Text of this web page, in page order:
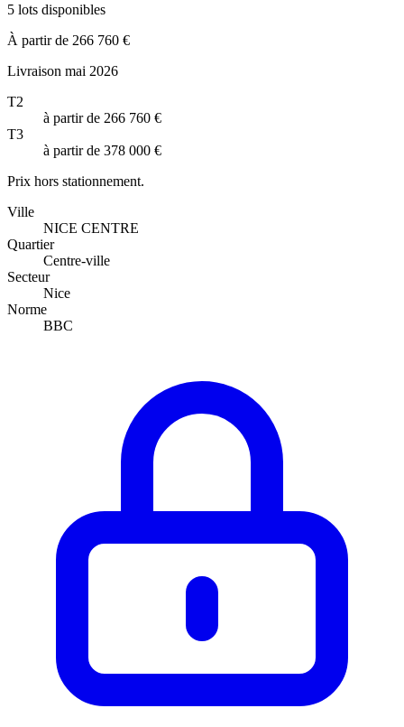
5 lots disponibles
À partir de 266 760 €
Livraison mai 2026
T2
à partir de 266 760 €
T3
à partir de 378 000 €
Prix hors stationnement.
Ville
NICE CENTRE
Quartier
Centre-ville
Secteur
Nice
Norme
BBC